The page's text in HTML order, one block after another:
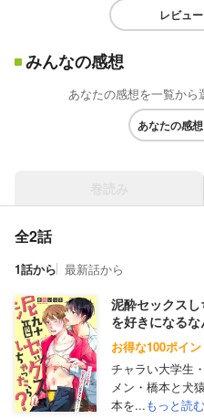
レビュ
みんなの感想
あなたの感想を一覧から
あなたの感
全2話
1話から 最新話から
泥酔セックス
を好きになる
お得な100ポイ
チャラい大学生
メン・橋本と犬
本を...もっと読む